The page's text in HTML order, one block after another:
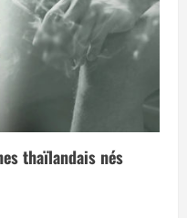
thaïlandais nés